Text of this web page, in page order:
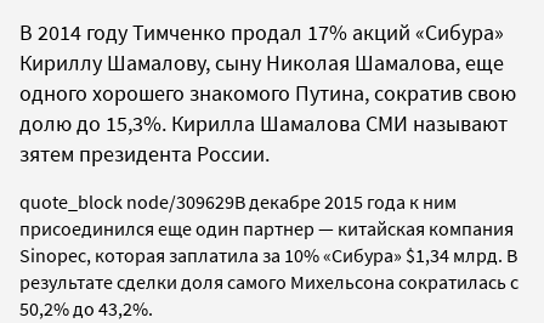
В 2014 году Тимченко продал 17% акций «Сибура»
Кириллу Шамалову, сыну Николая Шамалова, еще
одного хорошего знакомого Путина, сократив свою
долю до 15,3%. Кирилла Шамалова СМИ называют
зятем президента России.
quote_block node/309629В декабре 2015 года к ним
присоединился еще один партнер — китайская компания
Sinopec, которая заплатила за 10% «Сибура» $1,34 млрд. В
результате сделки доля самого Михельсона сократилась с
50,2% до 43,2%.